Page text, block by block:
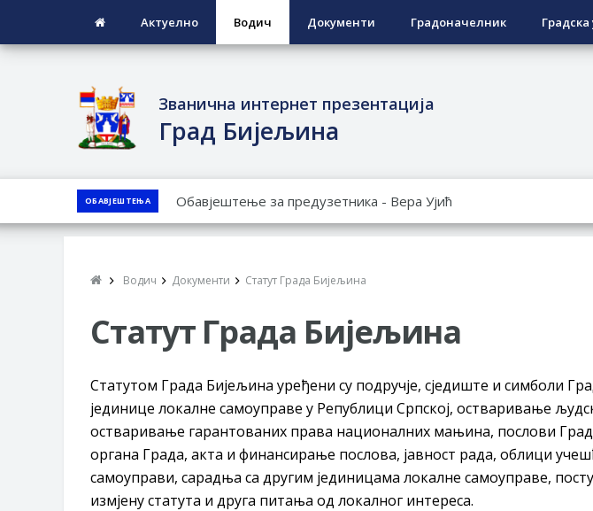
Актуелно Водич Документи Градоначелник Градска
Званична интернет презентација
Град Бијељина
ОБАВЈЕШТЕЊА
ЈАВНИ ПОЗИВ ЗА ПРИЈАВУ НЕПРОПИСНОГ ОДЛАГАЊА ОТПАДА
ЈАВНИ КОНКУРС ЗА ДОДЈЕЛУ БЕСПОВРАТНИХ СРЕДСТАВА
ПРЕЛИМИНАРНA РАНГ ЛИСТA КАНДИДАТА КОЈИ СУ
ДЕМОБИЛИСАНЕ БОРЦЕ ВОЈСКЕ РЕПУБЛИКЕ СРПСКЕ У СТАЊУ
СОЦИЈАЛНЕ ПОТРЕБЕ
Oд 27. јула пријем захтјева за новчану помоћ за набавку
Обрасци захтјева за регресирано гориво доступни од 13.
Захтјев за издавање ПОНОСНЕ КАРТИЦЕ
Обавјештење о забрани саобраћаја 6. и 7. августа
Обавјештење за предузетника - Вера Ујић
Водич Документи Статут Града Бијељина
Статут Града Бијељина
Статутом Града Бијељина уређени су подручје, сједиште и симболи
јединице локалне самоуправе у Републици Српској, остваривање
остваривање гарантованих права националних мањина, послови
органа Града, акта и финансирање послова, јавност рада, облици
самоуправи, сарадња са другим јединицама локалне самоуправе,
измјену статута и друга питања од локалног интереса.